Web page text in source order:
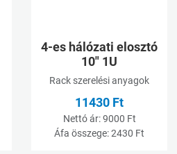
4-es hálózati elosztó
10" 1U
Rack szerelési anyagok
11430 Ft
Nettó ár:9000 Ft
Áfa összege:2430 Ft